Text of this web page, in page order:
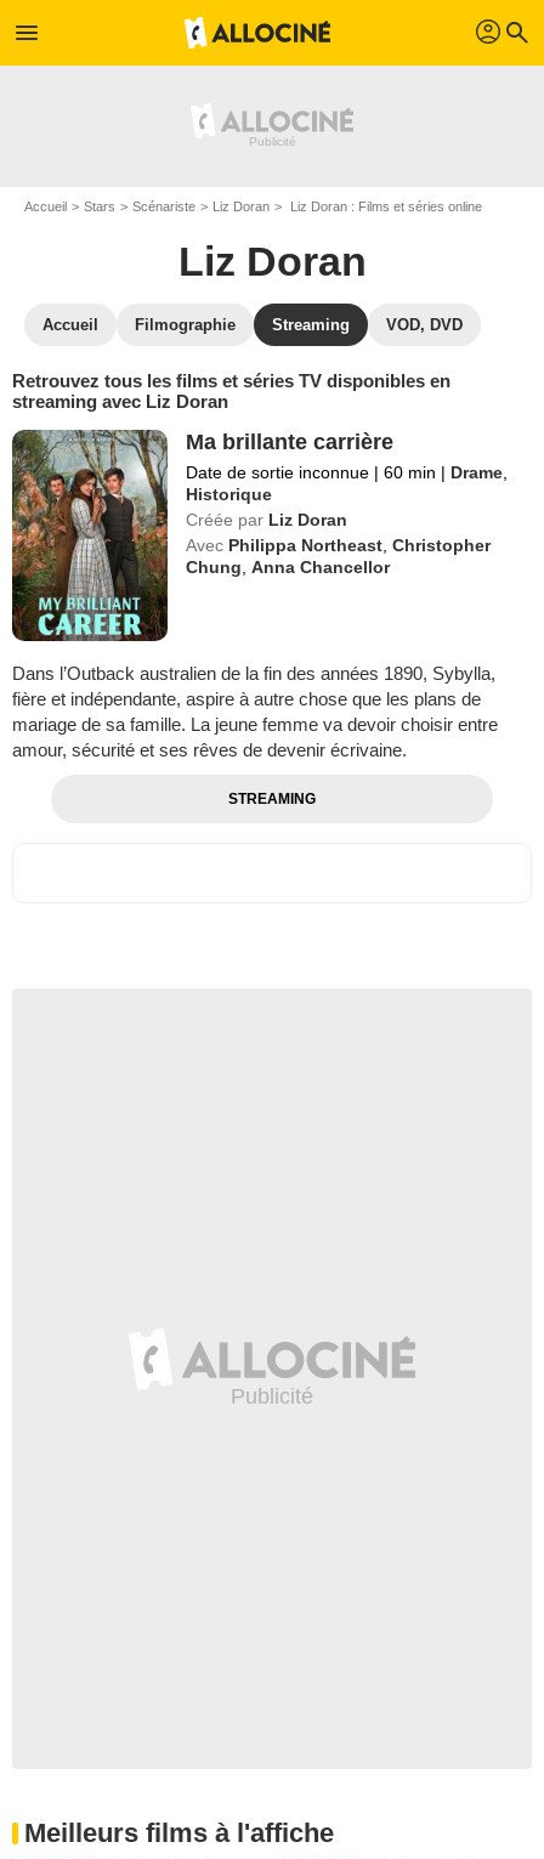
menu profil search
Accueil Stars Scénariste Liz Doran Liz Doran : Films et séries online
Liz Doran
Accueil Filmographie Streaming VOD, DVD
Retrouvez tous les films et séries TV disponibles en
streaming avec Liz Doran
Ma brillante carrière
Date de sortie inconnue | 60 min | Drame
Historique
Créée par Liz Doran
Avec Philippa Northeast ,Christopher
Chung ,Anna Chancellor
Dans l’Outback australien de la fin des années 1890, Sybylla,
fière et indépendante, aspire à autre chose que les plans de
mariage de sa famille. La jeune femme va devoir choisir entre
amour, sécurité et ses rêves de devenir écrivaine.
STREAMING
Meilleurs films à l'affiche